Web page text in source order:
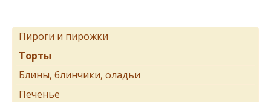
Пироги и пирожки
Торты
Блины, блинчики, оладьи
Печенье